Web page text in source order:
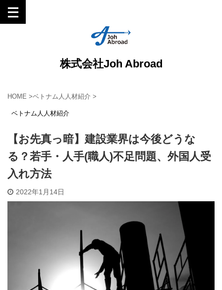
株式会社Joh Abroad
HOME >ベトナム人人材紹介 >
ベトナム人人材紹介
【お先真っ暗】建設業界は今後どうな
る？若手・人手(職人)不足問題、外国人受
入れ方法
2022年1月14日